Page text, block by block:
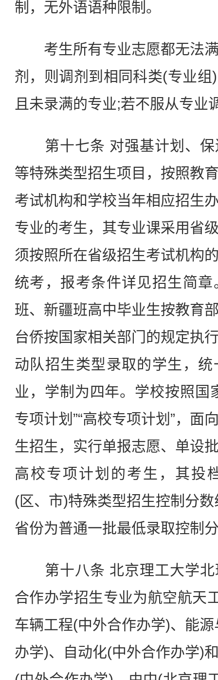
制，无外语语种限制。
考生所有专业志愿都无法满
剂，则调剂到相同科类(专业
且未录满的专业;若不服从专业
第十七条 对强基计划、保
等特殊类型招生项目，按照教
考试机构和学校当年相应招生
专业的考生，其专业课采用省
须按照所在省级招生考试机构
统考，报考条件详见招生简
班、新疆班高中毕业生按教育
台侨按国家相关部门的规定执
动队招生类型录取的学生，
业，学制为四年。学校按照国
专项计划”“高校专项计划”，面
生招生，实行单报志愿、单设
高校专项计划的考生，其投
(区、市)特殊类型招生控制分
省份为普通一批最低录取控制
第十八条 北京理工大学北
合作办学招生专业为航空航天
车辆工程(中外合作办学)、能
办学)、自动化(中外合作办学)